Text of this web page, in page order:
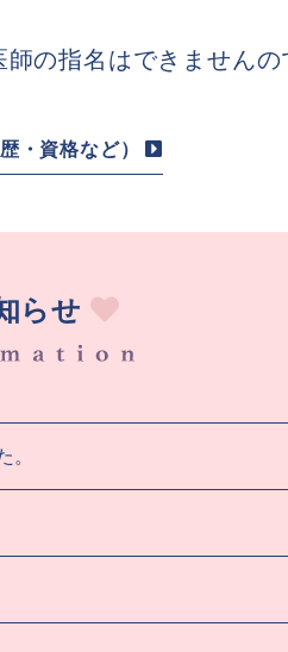
の指名はできません
・資格など）
らせ
。